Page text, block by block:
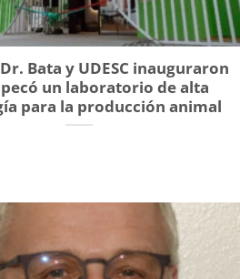
Bata y UDESC inauguraron
un laboratorio de alta
para la producción animal